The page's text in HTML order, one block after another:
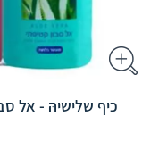
כיף שלישיהּ - אל